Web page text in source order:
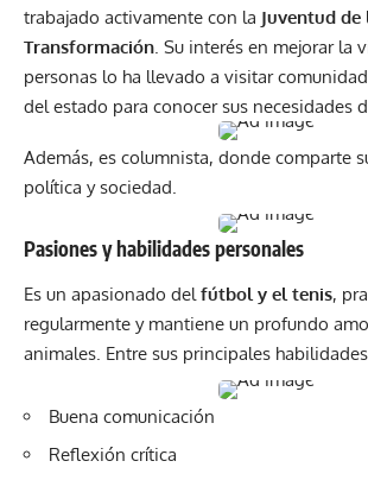
trabajado activamente con la Juventud de
Transformación. Su interés en mejorar la
personas lo ha llevado a visitar
del estado para conocer sus necesidades
Además, es columnista, donde comparte
política y sociedad.
Pasiones y habilidades personales
Es un apasionado del fútbol y el tenis,
regularmente y mantiene un profundo
animales. Entre sus principales
Buena comunicación
Reflexión crítica